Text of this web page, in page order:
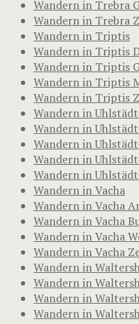
Wandern in Trebra
Wandern in Trebra
Wandern in Triptis
Wandern in Triptis
Wandern in Triptis
Wandern in Triptis
Wandern in Triptis
Wandern in
Wandern in
Wandern in
Wandern in
Wandern in
Wandern in Vacha
Wandern in Vacha
Wandern in Vacha
Wandern in Vacha
Wandern in Vacha
Wandern in
Wandern in
Wandern in
Wandern in